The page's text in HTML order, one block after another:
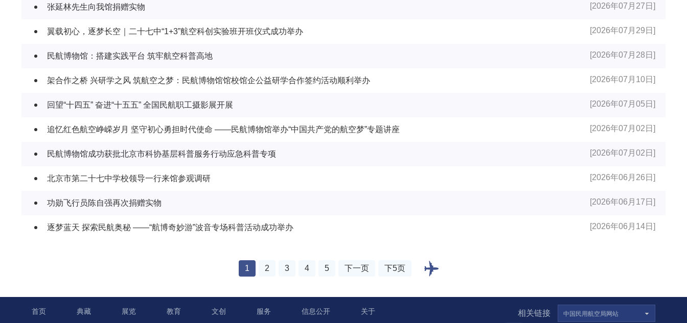
张延林先生向我馆捐赠实物 [2026年07月27日]
翼载初心，逐梦长空｜二十七中“1+3”航空科创实验班开班仪式成功举办 [2026年07月29日]
民航博物馆：搭建实践平台 筑牢航空科普高地 [2026年07月28日]
架合作之桥 兴研学之风 筑航空之梦：民航博物馆馆校馆企公益研学合作签约活动顺利举办 [2026年07月10日]
回望“十四五” 奋进“十五五” 全国民航职工摄影展开展 [2026年07月05日]
追忆红色航空峥嵘岁月 坚守初心勇担时代使命 ——民航博物馆举办“中国共产党的航空梦”专题讲座 [2026年07月02日]
民航博物馆成功获批北京市科协基层科普服务行动应急科普专项 [2026年07月02日]
北京市第二十七中学校领导一行来馆参观调研 [2026年06月26日]
功勋飞行员陈自强再次捐赠实物 [2026年06月17日]
逐梦蓝天 探索民航奥秘 ——“航博奇妙游”波音专场科普活动成功举办 [2026年06月14日]
1 2 3 4 5 下一页 下5页
相关链接
首页 典藏 展览 教育 文创 服务 信息公开 关于